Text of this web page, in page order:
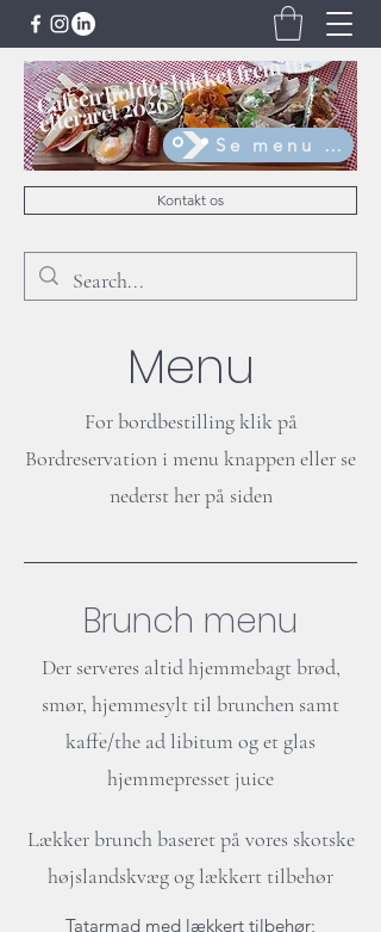
Cafeen holder lukket fre
m til
efteråret 2026
Se menu - bestil bord
Kontakt os
Menu
For bordbestilling klik på
Bordreservation i menu knappen eller se
nederst her på siden
Brunch menu
Der serveres altid hjemmebagt brød,
smør, hjemmesylt til brunchen samt
kaffe/the ad libitum og et glas
hjemmepresset juice
Lækker brunch baseret på vores skotske
højslandskvæg og lækkert tilbehør
Tatarmad med lækkert tilbehør;